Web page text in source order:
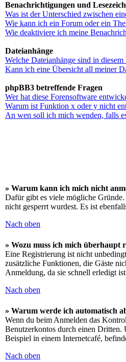
Benachrichtigungen und
Was ist der Unterschied zwischen
Wie kann ich ein Forum oder ein
Wie deaktiviere ich meine
Dateianhänge
Welche Dateianhänge sind in
Kann ich eine Übersicht all meiner
phpBB3 betreffende Fragen
Wer hat diese Forensoftware
Warum ist Funktion x oder y nicht
An wen soll ich mich wenden, falls
» Warum kann ich mich nicht
Dafür gibt es viele mögliche Gründe.
nicht gesperrt wurdest. Es ist
Nach oben
» Wozu muss ich mich überhaupt
Eine Registrierung ist nicht
zusätzliche Funktionen, die Gäste
Anmeldung, da sie schnell erledigt
Nach oben
» Warum werde ich automatisch
Wenn du beim Anmelden das
Benutzerkontos durch einen Dritten.
Beispiel in einem Internetcafé,
Nach oben